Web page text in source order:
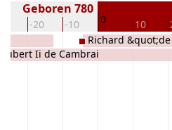
-20 -10 0 10
Geboren 780
Aubert Ii de Cambrai
Richard
Danmark&quot; d'